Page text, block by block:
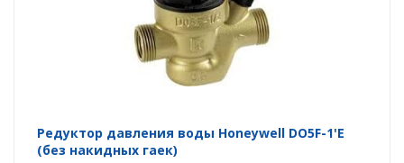
Редуктор давления воды Honeywell DO5F-1'E
(без накидных гаек)